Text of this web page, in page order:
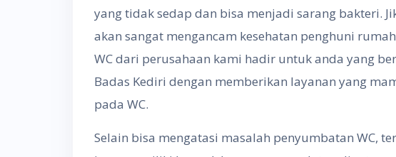
yang tidak sedap dan bisa menjadi sarang bakteri.
akan sangat mengancam kesehatan penghuni
WC dari perusahaan kami hadir untuk anda yang
Badas Kediri dengan memberikan layanan yang
pada WC.
Selain bisa mengatasi masalah penyumbatan WC,